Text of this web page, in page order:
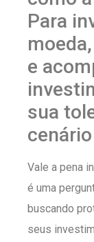
Para
e
sua
Vale a pena
é uma
buscando
seus